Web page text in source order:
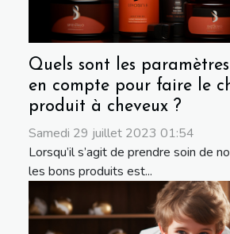
Quels sont les
en compte pour faire le
produit à cheveux ?
Samedi 29 juillet 2023 01:54
Lorsqu’il s’agit de prendre soin de
les bons produits est...